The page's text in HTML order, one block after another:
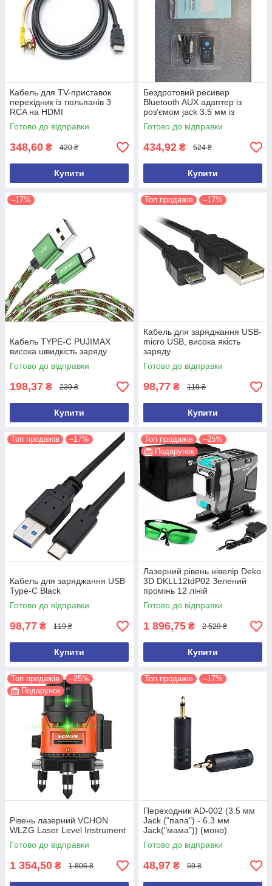
Кабель для TV-приставок
перехідник із тюльпанів 3
RCA на HDMI
Готово до відправки
348,60 ₴ 420 ₴
Купити
Бездротовий ресивер
Bluetooth AUX адаптер із
роз'ємом jack 3.5 мм із
функцією hands free up6656,
Готово до відправки
434,92 ₴ 524 ₴
Купити
–17%
Кабель TYPE-C PUJIMAX
висока швидкість заряду
Готово до відправки
198,37 ₴ 239 ₴
Купити
Топ продажів –17%
Кабель для заряджання USB-
micro USB, висока якість
заряду
Готово до відправки
98,77 ₴ 119 ₴
Купити
Топ продажів –17%
Кабель для заряджання USB
Type-C Black
Готово до відправки
98,77 ₴ 119 ₴
Купити
Топ продажів
–25%
Подарунок
Лазерний рівень нівелір Deko
3D DKLL12tdP02 Зелений
промінь 12 ліній
Готово до відправки
1 896,75 ₴ 2 529 ₴
Купити
Топ продажів
–25%
Подарунок
Рівень лазерний VCHON
WLZG Laser Level Instrument
Готово до відправки
1 354,50 ₴ 1 806 ₴
Топ продажів –17%
Переходник AD-002 (3.5 мм
Jack ("папа") - 6.3 мм
Jack("мама")) (моно)
Готово до відправки
48,97 ₴ 59 ₴